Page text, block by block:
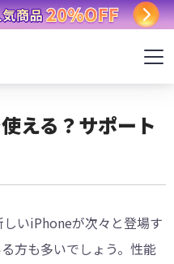
える？サポート
しいiPhoneが次々と登場す
方も多いでしょう。性能